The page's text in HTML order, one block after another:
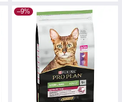
–9%